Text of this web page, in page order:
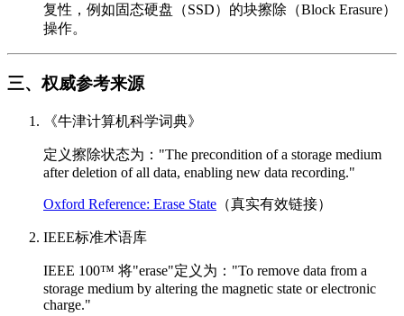
复性，例如固态硬盘（SSD）的块擦除（Block Erasure）
操作。
三、权威参考来源
《牛津计算机科学词典》
定义擦除状态为："The precondition of a storage medium
after deletion of all data, enabling new data recording."
Oxford Reference: Erase State （真实有效链接）
IEEE标准术语库
IEEE 100™ 将"erase"定义为："To remove data from a
storage medium by altering the magnetic state or electronic
charge."